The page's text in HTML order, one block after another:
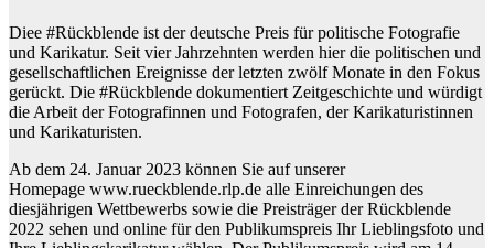
Diee #Rückblende ist der deutsche Preis für politische Fotografie
und Karikatur. Seit vier Jahrzehnten werden hier die politischen und
gesellschaftlichen Ereignisse der letzten zwölf Monate in den Fokus
gerückt. Die #Rückblende dokumentiert Zeitgeschichte und würdigt
die Arbeit der Fotografinnen und Fotografen, der Karikaturistinnen
und Karikaturisten.
Ab dem 24. Januar 2023 können Sie auf unserer
Homepage www.rueckblende.rlp.de alle Einreichungen des
diesjährigen Wettbewerbs sowie die Preisträger der Rückblende
2022 sehen und online für den Publikumspreis Ihr Lieblingsfoto und